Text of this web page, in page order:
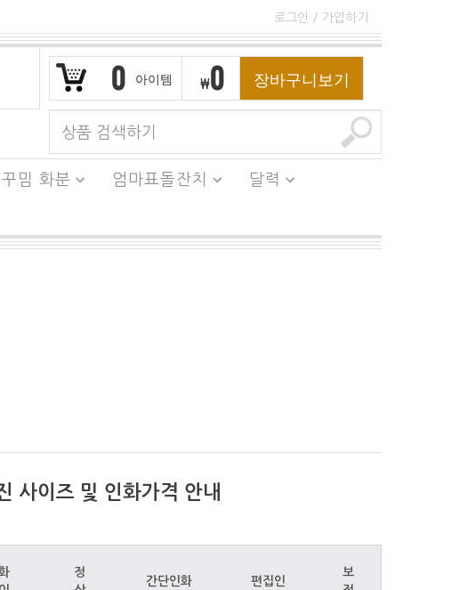
로그인 / 가입하기
0 아이템 ₩0 장바구니보기
밈 화분 엄마표돌잔치 달력
사이즈 및 인화가격 안내
정
간단인화
편집인
보